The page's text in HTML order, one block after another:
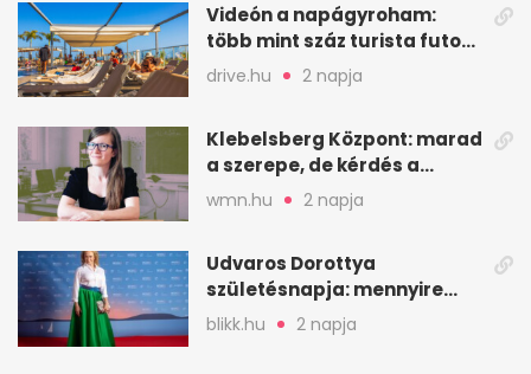
Videón a napágyroham:
több mint száz turista futott
a helyekért Tenerifén
drive.hu 2 napja
Klebelsberg Központ: marad
a szerepe, de kérdés a
hitelessége
wmn.hu 2 napja
Udvaros Dorottya
születésnapja: mennyire
ismered a filmszerepeit?
blikk.hu 2 napja